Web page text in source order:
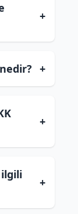
+
+
+
+